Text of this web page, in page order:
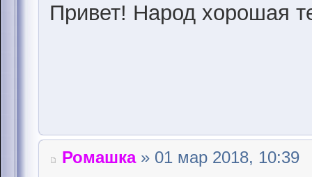
Привет! Народ хорошая
Ромашка» 01 мар 2018, 10:39